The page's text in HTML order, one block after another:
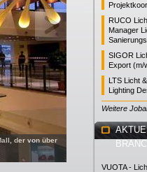
der von über
RUCO
Manager
SIGOR
Export (m/
LTS Licht
Lighting
Weitere
VUOTA -